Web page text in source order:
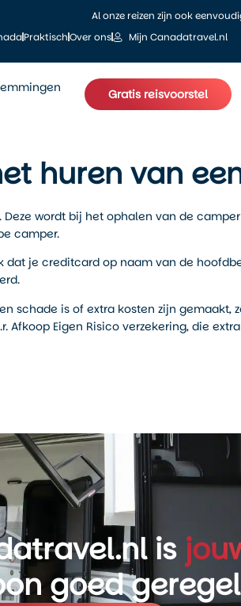
Al onze reizen zijn ook
PraktischOver ons Mijn Canadatravel.nl
Gratis reisvoorstel
huren van
wordt bij het ophalen van de
camper.
je creditcard op naam van de
schade is of extra kosten zijn
Afkoop Eigen Risico verzekering, die
is
goed